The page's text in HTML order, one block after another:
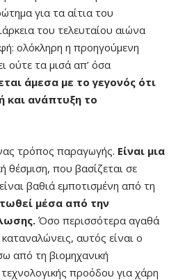
για τα αίτια του
του τελευταίου αιώνα
ολόκληρη η προηγούμενη
ούτε τα μισά απ’ όσα
άμεσα με το γεγονός ότι
και ανάπτυξη το
τρόπος παραγωγής. Είναι μια
θέσμιση, που βασίζεται σε
βαθιά εμποτισμένη από τη
μέσα από την
Όσο περισσότερα αγαθά
αυτός είναι ο
από τη βιομηχανική
προόδου για χάρη